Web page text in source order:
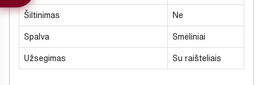
Šiltinimas Ne
Spalva Smėliniai
Užsegimas Su raišteliais